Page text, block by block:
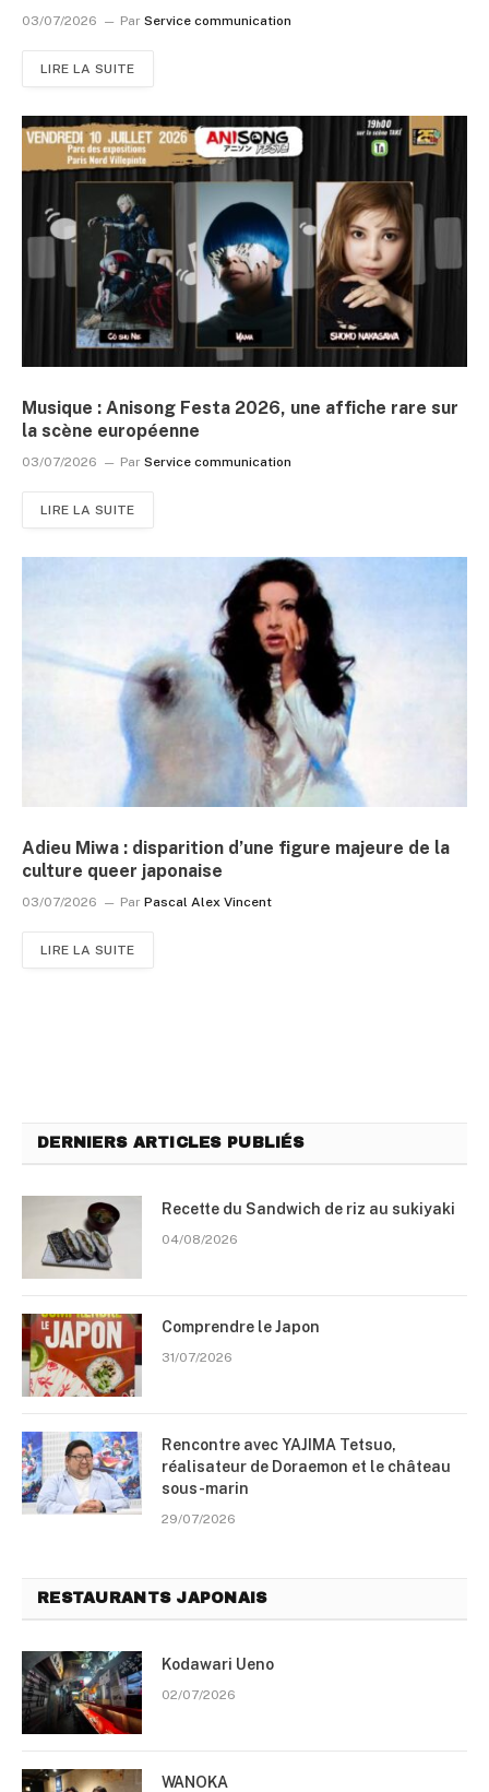
03/07/2026 Par Service communication
LIRE LA SUITE
Musique : Anisong Festa 2026, une affiche rare sur
la scène européenne
03/07/2026 Par Service communication
LIRE LA SUITE
Adieu Miwa : disparition d’une figure majeure de la
culture queer japonaise
03/07/2026 Par Pascal Alex Vincent
LIRE LA SUITE
DERNIERS ARTICLES PUBLIÉS
Recette du Sandwich de riz au sukiyaki
04/08/2026
Comprendre le Japon
31/07/2026
Rencontre avec YAJIMA Tetsuo,
réalisateur de Doraemon et le château
sous-marin
29/07/2026
RESTAURANTS JAPONAIS
Kodawari Ueno
02/07/2026
WANOKA